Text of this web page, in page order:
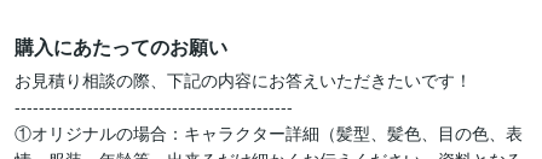
購入にあたってのお願い
お見積り相談の際、下記の内容にお答えいただきたいです！
----------------------------------------------
①オリジナルの場合：キャラクター詳細（髪型、髪色、目の色、表